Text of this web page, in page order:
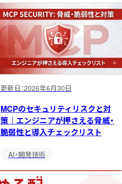
更新日：2026年6月30日
MCPのセキュリティリスクと対
策｜エンジニアが押さえる脅威・
脆弱性と導入チェックリスト
AI・開発技術